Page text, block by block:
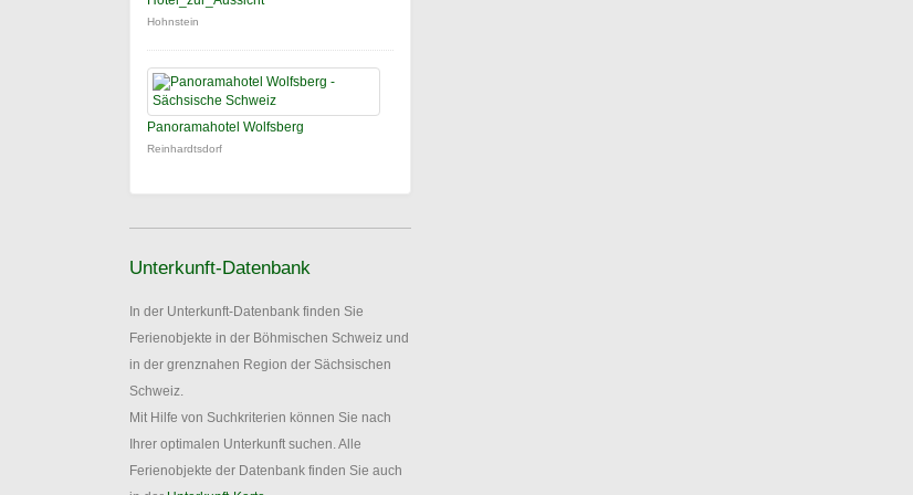
Hohnstein
Panoramahotel Wolfsberg
Reinhardtsdorf
Unterkunft-Datenbank
In der Unterkunft-Datenbank finden Sie
Ferienobjekte in der Böhmischen Schweiz und
in der grenznahen Region der Sächsischen
Schweiz.
Mit Hilfe von Suchkriterien können Sie nach
Ihrer optimalen Unterkunft suchen. Alle
Ferienobjekte der Datenbank finden Sie auch